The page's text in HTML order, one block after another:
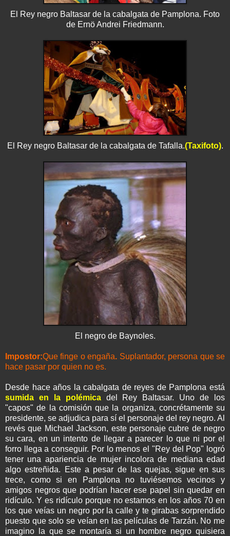
El Rey negro Baltasar de la cabalgata de Pamplona. Foto
de Ernö Andrei Friedmann.
El Rey negro Baltasar de la cabalgata de Tafalla.(Taxifoto).
El negro de Baynoles.
Impostor:Que finge o engaña. Suplantador, persona que se
hace pasar por quien no es.
Desde hace años la cabalgata de reyes de Pamplona está
sumida en la polémicadel Rey Baltasar. Uno de los
"capos" de la comisión que la organiza, concrétamente su
presidente, se adjudica para sí el personaje del rey negro. Al
revés que Michael Jackson, este personaje cubre de negro
su cara, en un intento de llegar a parecer lo que ni por el
forro llega a conseguir. Por lo menos el "Rey del Pop" logró
tener una apariencia de mujer incolora de mediana edad
algo estreñida. Este a pesar de las quejas, sigue en sus
trece, como si en Pamplona no tuviésemos vecinos y
amigos negros que podrían hacer ese papel sin quedar en
ridículo. Y es ridículo porque no estamos en los años 70 en
los que veías un negro por la calle y te girabas sorprendido
puesto que solo se veían en las películas de Tarzán. No me
imagino la que se montaría si un hombre negro quisiera